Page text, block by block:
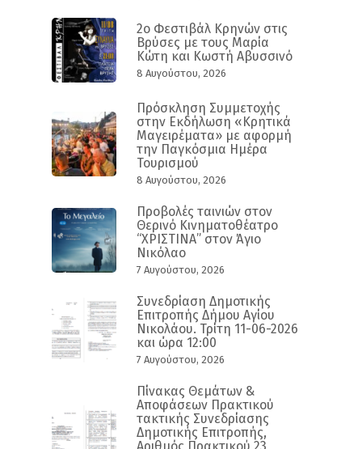
2ο Φεστιβάλ Κρηνών στις
Βρύσες με τους Μαρία
Κώτη και Κωστή Αβυσσινό
8 Αυγούστου, 2026
Πρόσκληση Συμμετοχής
στην Εκδήλωση «Κρητικά
Μαγειρέματα» με αφορμή
την Παγκόσμια Ημέρα
Τουρισμού
8 Αυγούστου, 2026
Προβολές ταινιών στον
Θερινό Κινηματοθέατρο
“ΧΡΙΣΤΙΝΑ” στον Άγιο
Νικόλαο
7 Αυγούστου, 2026
Συνεδρίαση Δημοτικής
Επιτροπής Δήμου Αγίου
Νικολάου. Τρίτη 11-06-2026
και ώρα 12:00
7 Αυγούστου, 2026
Πίνακας Θεμάτων &
Αποφάσεων Πρακτικού
τακτικής Συνεδρίασης
Δημοτικής Επιτροπής,